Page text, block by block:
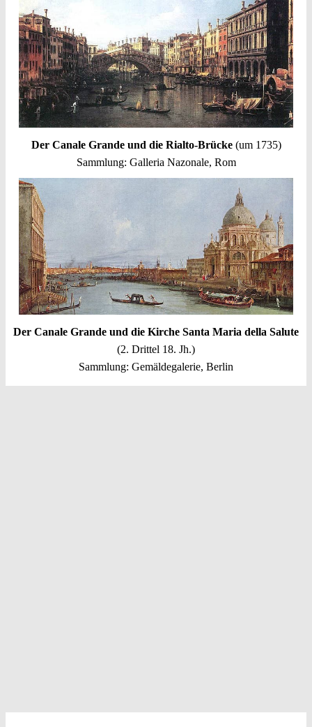
Der Canale Grande und die Rialto-Brücke (um 1735)
Sammlung: Galleria Nazonale, Rom
Der Canale Grande und die Kirche Santa Maria della Salute
(2. Drittel 18. Jh.)
Sammlung: Gemäldegalerie, Berlin